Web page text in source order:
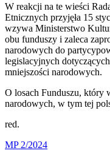
W reakcji na te wieści
Etnicznych przyjęła 15
wzywa Ministerstwo
obu funduszy i zaleca
narodowych do
legislacyjnych
mniejszości narodowych.
O losach Funduszu, który
narodowych, w tym tej
red.
MP 2/2024